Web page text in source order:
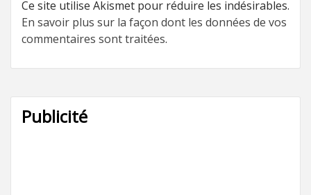
Ce site utilise Akismet pour réduire les indésirables.
En savoir plus sur la façon dont les données de vos
commentaires sont traitées.
Publicité